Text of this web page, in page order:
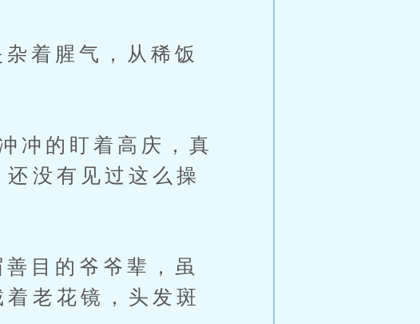
着腥气，从稀饭
的盯着高庆，真
没有见过这么操
目的爷爷辈，虽
老花镜，头发斑